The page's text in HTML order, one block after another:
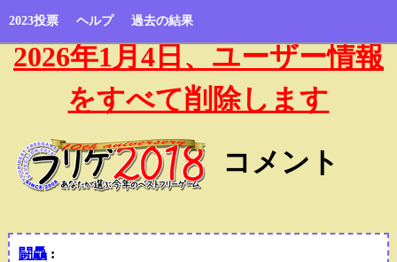
2023投票 ヘルプ 過去の結果
2026年1月4日、ユーザー情報
をすべて削除します
コメント
闘驫: